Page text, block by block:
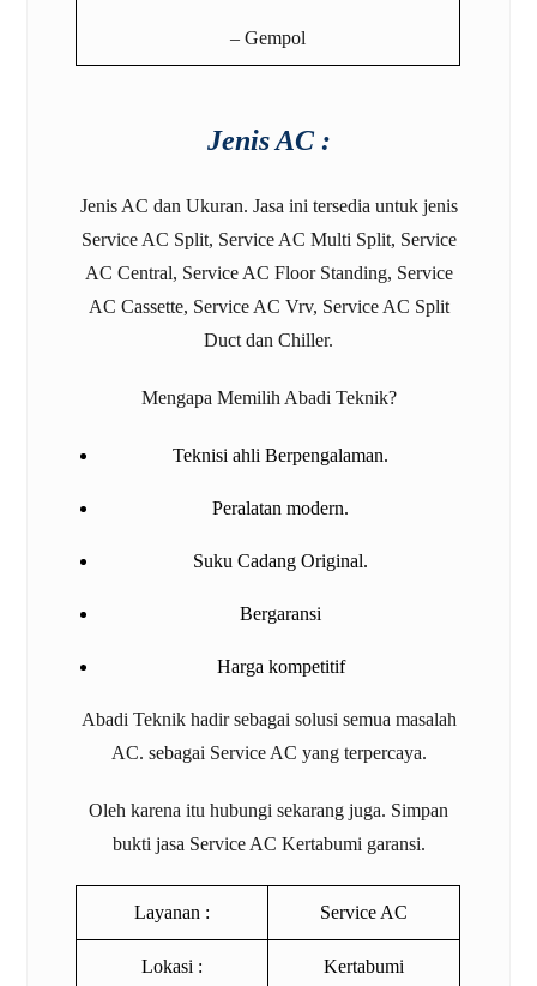
– Gempol
Jenis AC :
Jenis AC dan Ukuran. Jasa ini tersedia untuk jenis
Service AC Split, Service AC Multi Split, Service
AC Central, Service AC Floor Standing, Service
AC Cassette, Service AC Vrv, Service AC Split
Duct dan Chiller.
Mengapa Memilih Abadi Teknik?
Teknisi ahli Berpengalaman.
Peralatan modern.
Suku Cadang Original.
Bergaransi
Harga kompetitif
Abadi Teknik hadir sebagai solusi semua masalah
AC. sebagai Service AC yang terpercaya.
Oleh karena itu hubungi sekarang juga. Simpan
bukti jasa Service AC Kertabumi garansi.
Layanan : Service AC
Lokasi : Kertabumi